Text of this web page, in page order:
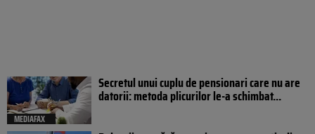
MEDIAFAX
Secretul unui cuplu de pensionari care nu are
datorii: metoda plicurilor le-a schimbat...